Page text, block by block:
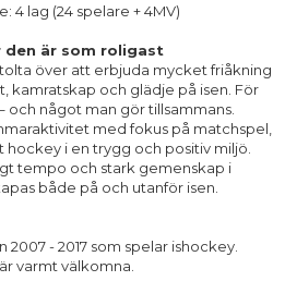
4 lag (24 spelare + 4MV)
den är som roligast
över att erbjuda mycket friåkning
kamratskap och glädje på isen. För
och något man gör tillsammans.
med fokus på matchspel,
i en trygg och positiv miljö.
tempo och stark gemenskap i
både på och utanför isen.
- 2017 som spelar ishockey.
varmt välkomna.